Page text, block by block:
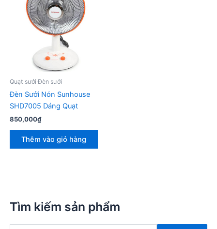
Quạt sưởi Đèn sưởi
Đèn Sưởi Nón Sunhouse
SHD7005 Dáng Quạt
850,000₫
Thêm vào giỏ hàng
Tìm kiếm sản phẩm